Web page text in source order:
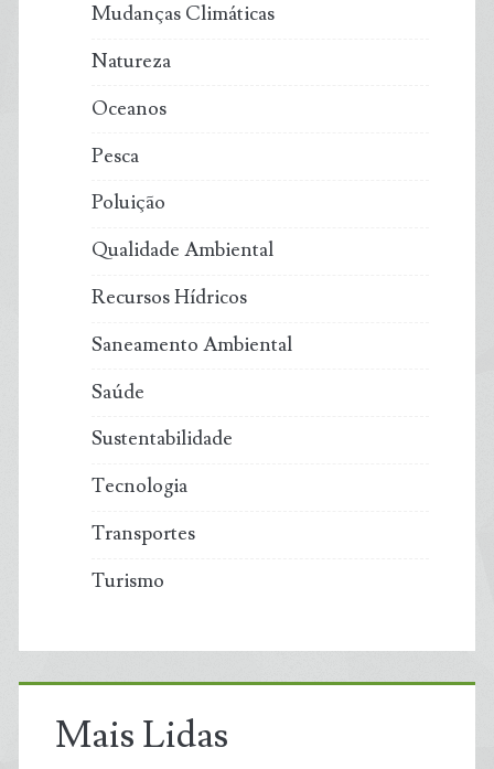
Mudanças Climáticas
Natureza
Oceanos
Pesca
Poluição
Qualidade Ambiental
Recursos Hídricos
Saneamento Ambiental
Saúde
Sustentabilidade
Tecnologia
Transportes
Turismo
Mais Lidas